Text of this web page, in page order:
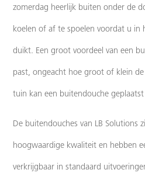
zomerdag heerlijk buiten onder de
koelen of af te spoelen voordat u in
duikt. Een groot voordeel van een
past, ongeacht hoe groot of klein
tuin kan een buitendouche
De buitendouches van LB Solutions
hoogwaardige kwaliteit en hebben
verkrijgbaar in standaard